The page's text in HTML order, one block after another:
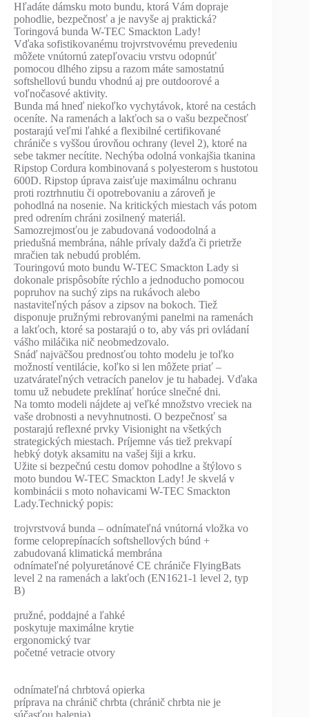
Hľadáte dámsku moto bundu, ktorá Vám dopraje
pohodlie, bezpečnosť a je navyše aj praktická?
Toringová bunda W-TEC Smackton Lady!
Vďaka sofistikovanému trojvrstvovému prevedeniu
môžete vnútornú zatepľovaciu vrstvu odopnúť
pomocou dlhého zipsu a razom máte samostatnú
softshellovú bundu vhodnú aj pre outdoorové a
voľnočasové aktivity.
Bunda má hneď niekoľko vychytávok, ktoré na cestách
oceníte. Na ramenách a lakťoch sa o vašu bezpečnosť
postarajú veľmi ľahké a flexibilné certifikované
chrániče s vyššou úrovňou ochrany (level 2), ktoré na
sebe takmer necítite. Nechýba odolná vonkajšia tkanina
Ripstop Cordura kombinovaná s polyesterom s hustotou
600D. Ripstop úprava zaisťuje maximálnu ochranu
proti roztrhnutiu či opotrebovaniu a zároveň je
pohodlná na nosenie. Na kritických miestach vás potom
pred odrením chráni zosilnený materiál.
Samozrejmosťou je zabudovaná vodoodolná a
priedušná membrána, náhle prívaly dažďa či prietrže
mračien tak nebudú problém.
Touringovú moto bundu W-TEC Smackton Lady si
dokonale prispôsobíte rýchlo a jednoducho pomocou
popruhov na suchý zips na rukávoch alebo
nastaviteľných pásov a zipsov na bokoch. Tiež
disponuje pružnými rebrovanými panelmi na ramenách
a lakťoch, ktoré sa postarajú o to, aby vás pri ovládaní
vášho miláčika nič neobmedzovalo.
Snáď najväčšou prednosťou tohto modelu je toľko
možností ventilácie, koľko si len môžete priať –
uzatvárateľných vetracích panelov je tu habadej. Vďaka
tomu už nebudete preklínať horúce slnečné dni.
Na tomto modeli nájdete aj veľké množstvo vreciek na
vaše drobnosti a nevyhnutnosti. O bezpečnosť sa
postarajú reflexné prvky Visionight na všetkých
strategických miestach. Príjemne vás tiež prekvapí
hebký dotyk aksamitu na vašej šiji a krku.
Užite si bezpečnú cestu domov pohodlne a štýlovo s
moto bundou W-TEC Smackton Lady! Je skvelá v
kombinácii s moto nohavicami W-TEC Smackton
Lady.Technický popis:
trojvrstvová bunda – odnímateľná vnútorná vložka vo
forme celoprepínacích softshellových búnd +
zabudovaná klimatická membrána
odnímateľné polyuretánové CE chrániče FlyingBats
level 2 na ramenách a lakťoch (EN1621-1 level 2, typ
B)
pružné, poddajné a ľahké
poskytuje maximálne krytie
ergonomický tvar
početné vetracie otvory
odnímateľná chrbtová opierka
príprava na chránič chrbta (chránič chrbta nie je
súčasťou balenia)